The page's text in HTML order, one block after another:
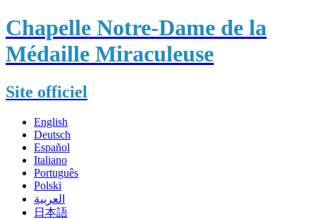
Chapelle Notre-Dame de la
Médaille Miraculeuse
Site officiel
English
Deutsch
Español
Italiano
Português
Polski
العربية
日本語